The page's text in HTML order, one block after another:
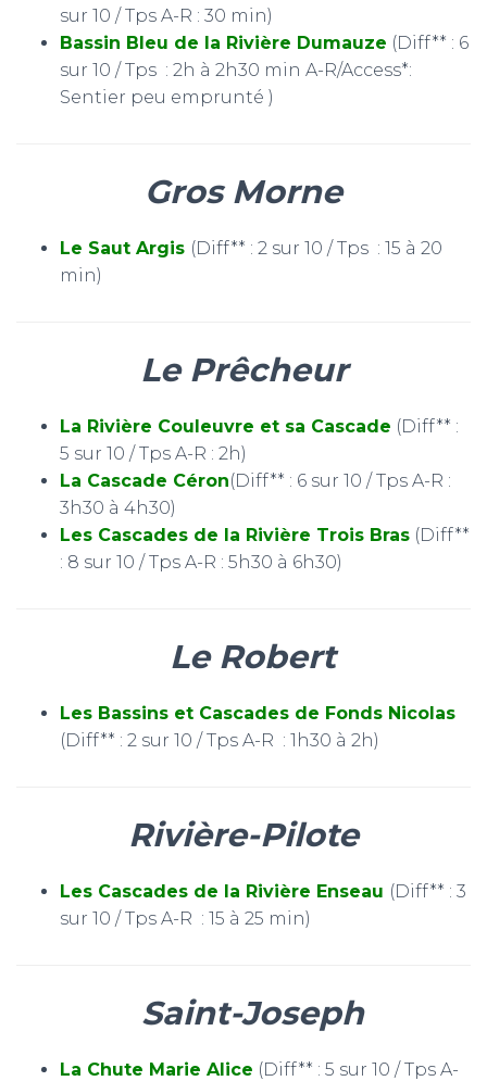
sur 10 / Tps A-R : 30 min)
Bassin Bleu de la Rivière Dumauze (Diff** : 6
sur 10 / Tps : 2h à 2h30 min A-R/Access*:
Sentier peu emprunté )
Gros Morne
Le Saut Argis (Diff** : 2 sur 10 / Tps : 15 à 20
min)
Le Prêcheur
La Rivière Couleuvre et sa Cascade (Diff** :
5 sur 10 / Tps A-R : 2h)
La Cascade Céron(Diff** : 6 sur 10 / Tps A-R :
3h30 à 4h30)
Les Cascades de la Rivière Trois Bras (Diff**
: 8 sur 10 / Tps A-R : 5h30 à 6h30)
Le Robert
Les Bassins et Cascades de Fonds Nicolas
(Diff** : 2 sur 10 / Tps A-R : 1h30 à 2h)
Rivière-Pilote
Les Cascades de la Rivière Enseau (Diff** : 3
sur 10 / Tps A-R : 15 à 25 min)
Saint-Joseph
La Chute Marie Alice (Diff** : 5 sur 10 / Tps A-